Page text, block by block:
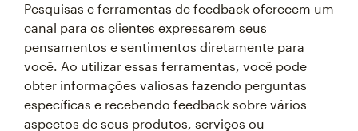
Pesquisas e ferramentas de feedback oferecem um
canal para os clientes expressarem seus
pensamentos e sentimentos diretamente para
você. Ao utilizar essas ferramentas, você pode
obter informações valiosas fazendo perguntas
específicas e recebendo feedback sobre vários
aspectos de seus produtos, serviços ou